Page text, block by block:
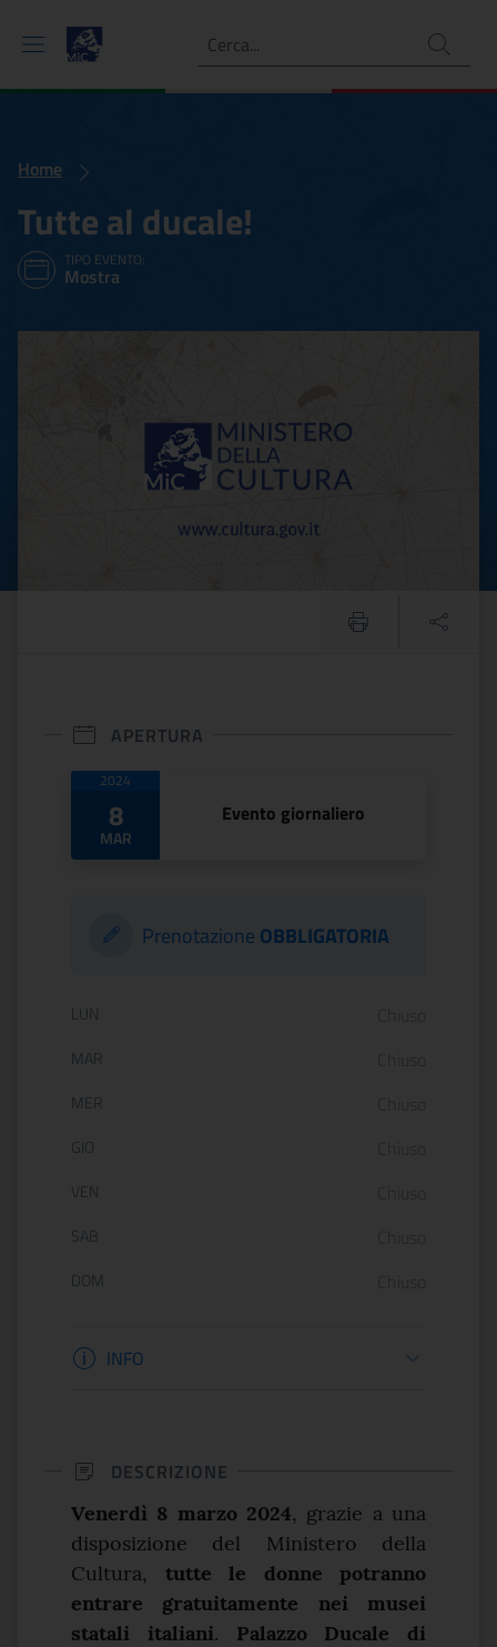
Ricerca
Home
Tutte al ducale!
TIPO EVENTO:
Mostra
APERTURA
Date di apertura
2024
8
MAR
Evento giornaliero
Prenotazione OBBLIGATORIA
Orario di apertura:
LUN
MAR
MER
GIO
VEN
SAB
DOM
Informazioni apertura
INFO
DESCRIZIONE
Venerdì 8 marzo 2024, grazie a una
disposizione del Ministero della
Cultura, tutte le donne potranno
entrare gratuitamente nei musei
statali italiani. Palazzo Ducale di